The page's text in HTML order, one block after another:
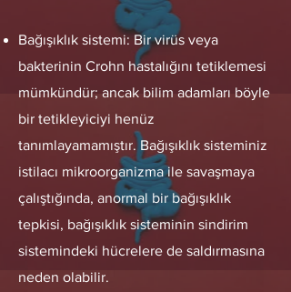
Bağışıklık sistemi: Bir virüs veya
bakterinin Crohn hastalığını tetiklemesi
mümkündür; ancak bilim adamları böyle
bir tetikleyiciyi henüz
tanımlayamamıştır. Bağışıklık sisteminiz
istilacı mikroorganizma ile savaşmaya
çalıştığında, anormal bir bağışıklık
tepkisi, bağışıklık sisteminin sindirim
sistemindeki hücrelere de saldırmasına
neden olabilir.